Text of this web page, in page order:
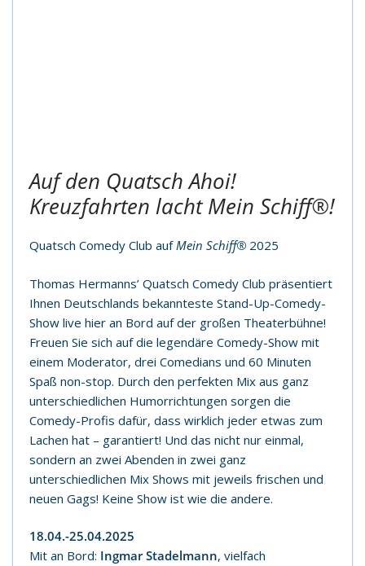
Auf den Quatsch Ahoi!
Kreuzfahrten lachtMein Schiff®!
Quatsch Comedy Club aufMein Schiff® 2025
Thomas Hermanns’ Quatsch Comedy Club präsentiert
Ihnen Deutschlands bekannteste Stand-Up-Comedy-
Show live hier an Bord auf der großen Theaterbühne!
Freuen Sie sich auf die legendäre Comedy-Show mit
einem Moderator, drei Comedians und 60 Minuten
Spaß non-stop. Durch den perfekten Mix aus ganz
unterschiedlichen Humorrichtungen sorgen die
Comedy-Profis dafür, dass wirklich jeder etwas zum
Lachen hat – garantiert! Und das nicht nur einmal,
sondern an zwei Abenden in zwei ganz
unterschiedlichen Mix Shows mit jeweils frischen und
neuen Gags! Keine Show ist wie die andere.
18.04.-25.04.2025
Mit an Bord: Ingmar Stadelmann, vielfach